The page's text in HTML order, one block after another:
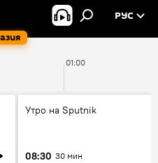
РУС
01:00
Утро на Sputnik
08:30 30 мин